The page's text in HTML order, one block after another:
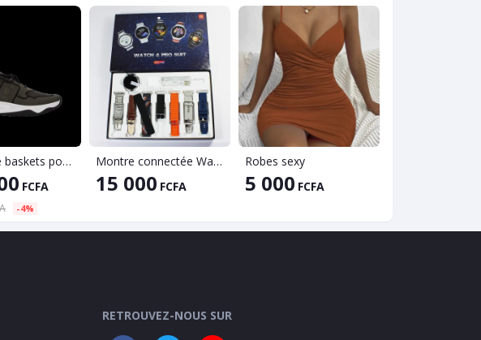
Chaussure baskets pour homme
FCFA
-4%
Montre connectée Watch 4 pro suit
15 000 FCFA
Robes sexy
5 000 FCFA
RETROUVEZ-NOUS SUR